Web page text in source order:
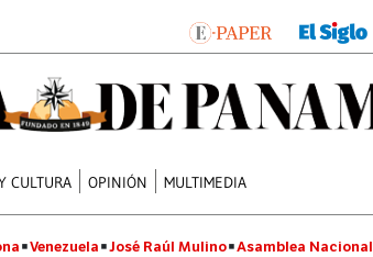
CULTURA OPINIÓN MULTIMEDIA
Venezuela José Raúl Mulino Asamblea Nacional